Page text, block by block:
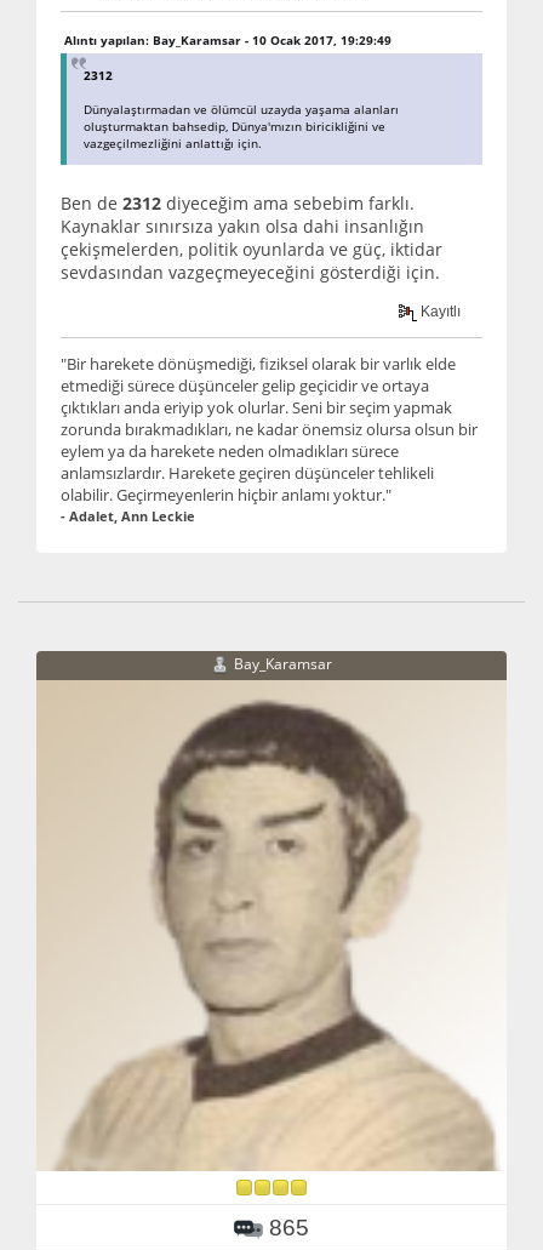
Alıntı yapılan: Bay_Karamsar - 10 Ocak 2017, 19:29:49
2312
Dünyalaştırmadan ve ölümcül uzayda yaşama alanları
oluşturmaktan bahsedip, Dünya'mızın biricikliğini ve
vazgeçilmezliğini anlattığı için.
Ben de 2312 diyeceğim ama sebebim farklı.
Kaynaklar sınırsıza yakın olsa dahi insanlığın
çekişmelerden, politik oyunlarda ve güç, iktidar
sevdasından vazgeçmeyeceğini gösterdiği için.
Kayıtlı
"Bir harekete dönüşmediği, fiziksel olarak bir varlık elde
etmediği sürece düşünceler gelip geçicidir ve ortaya
çıktıkları anda eriyip yok olurlar. Seni bir seçim yapmak
zorunda bırakmadıkları, ne kadar önemsiz olursa olsun bir
eylem ya da harekete neden olmadıkları sürece
anlamsızlardır. Harekete geçiren düşünceler tehlikeli
olabilir. Geçirmeyenlerin hiçbir anlamı yoktur."
- Adalet, Ann Leckie
Bay_Karamsar
865